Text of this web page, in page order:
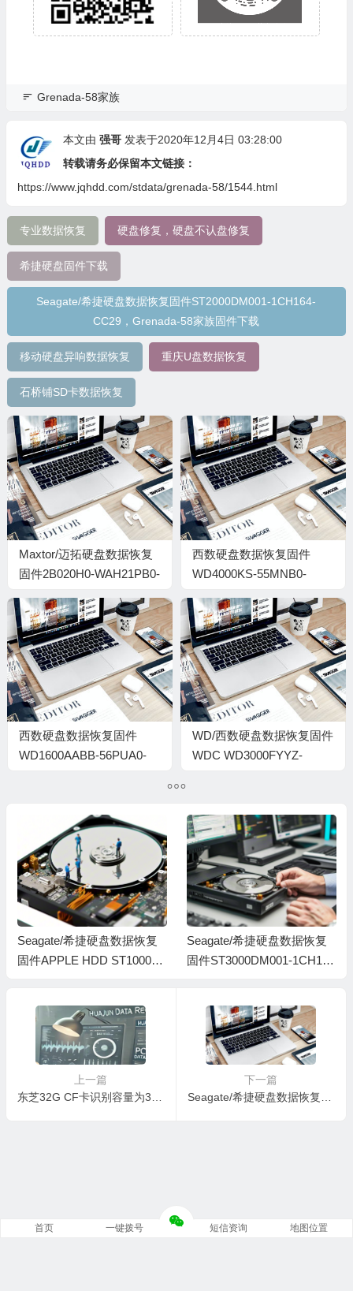
Grenada-58家族
本文由 强哥 发表于2020年12月4日 03:28:00
转载请务必保留本文链接：
https://www.jqhdd.com/stdata/grenada-58/1544.html
专业数据恢复 硬盘修复，硬盘不认盘修复
希捷硬盘固件下载
Seagate/希捷硬盘数据恢复固件ST2000DM001-1CH164-
CC29，Grenada-58家族固件下载
移动硬盘异响数据恢复 重庆U盘数据恢复
石桥铺SD卡数据恢复
Maxtor/迈拓硬盘数据恢复
固件2B020H0-WAH21PB0-
西数硬盘数据恢复固件
WD4000KS-55MNB0-
WCANU1978876-072CE
西数硬盘数据恢复固件
WD1600AABB-56PUA0-
WD/西数硬盘数据恢复固件
WDC WD3000FYYZ-
000700FJ-1920
Seagate/希捷硬盘数据恢复
固件APPLE HDD ST1000D
Seagate/希捷硬盘数据恢复
固件ST3000DM001-1CH166
上一篇
东芝32G CF卡识别容量为32M 主控为THNCF-PHX100数据恢复案例
下一篇
Seagate/希捷硬盘数据恢复固件ST2000DM001-1CH164-CC29-W340GKWC中间4头-PC3000全套
首页 一键拨号 短信资询 地图位置